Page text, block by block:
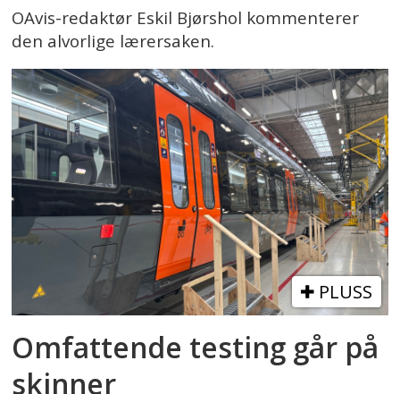
OAvis-redaktør Eskil Bjørshol kommenterer
den alvorlige lærersaken.
PLUSS
Omfattende testing går på
skinner